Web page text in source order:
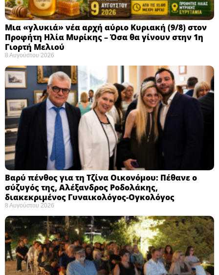
Μια «γλυκιά» νέα αρχή αύριο Κυριακή (9/8) στον
Προφήτη Ηλία Μυρίκης – Όσα θα γίνουν στην 1η
Γιορτή Μελιού
8 Αυγούστου 2026
Βαρύ πένθος για τη Τζίνα Οικονόμου: Πέθανε ο
σύζυγός της, Αλέξανδρος Ροδολάκης,
διακεκριμένος Γυναικολόγος-Ογκολόγος
8 Αυγούστου 2026